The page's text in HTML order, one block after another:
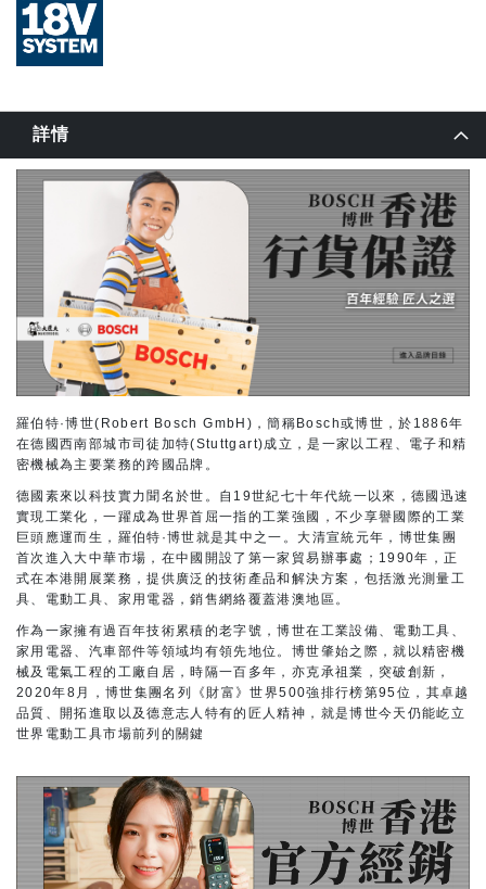
詳情
羅伯特·博世(Robert Bosch GmbH)，簡稱Bosch或博世，於1886年
在德國西南部城市司徒加特(Stuttgart)成立，是一家以工程、電子和精
密機械為主要業務的跨國品牌。
德國素來以科技實力聞名於世。自19世紀七十年代統一以來，德國迅速
實現工業化，一躍成為世界首屈一指的工業強國，不少享譽國際的工業
巨頭應運而生，羅伯特·博世就是其中之一。大清宣統元年，博世集團
首次進入大中華市場，在中國開設了第一家貿易辦事處；1990年，正
式在本港開展業務，提供廣泛的技術產品和解決方案，包括激光測量工
具、電動工具、家用電器，銷售網絡覆蓋港澳地區。
作為一家擁有過百年技術累積的老字號，博世在工業設備、電動工具、
家用電器、汽車部件等領域均有領先地位。博世肇始之際，就以精密機
械及電氣工程的工廠自居，時隔一百多年，亦克承祖業，突破創新，
2020年8月，博世集團名列《財富》世界500強排行榜第95位，其卓越
品質、開拓進取以及德意志人特有的匠人精神，就是博世今天仍能屹立
世界電動工具市場前列的關鍵